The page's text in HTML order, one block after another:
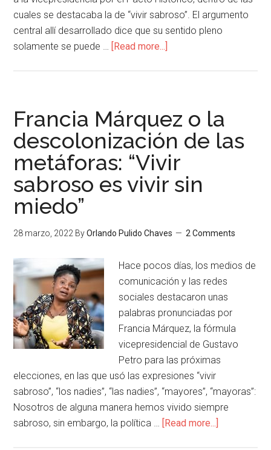
cuales se destacaba la de “vivir sabroso”. El argumento
central allí desarrollado dice que su sentido pleno
solamente se puede … [Read more...]
Francia Márquez o la
descolonización de las
metáforas: “Vivir
sabroso es vivir sin
miedo”
28 marzo, 2022 ByOrlando Pulido Chaves 2 Comments
Hace pocos días, los medios de
comunicación y las redes
sociales destacaron unas
palabras pronunciadas por
Francia Márquez, la fórmula
vicepresidencial de Gustavo
Petro para las próximas
elecciones, en las que usó las expresiones “vivir
sabroso”, “los nadies”, “las nadies”, “mayores”, “mayoras”:
Nosotros de alguna manera hemos vivido siempre
sabroso, sin embargo, la política … [Read more...]